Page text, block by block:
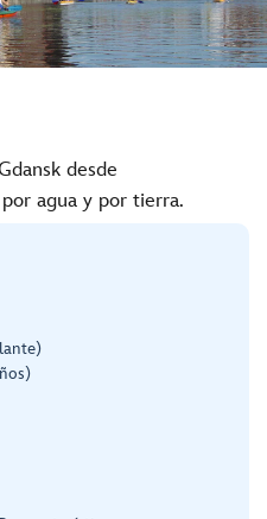
desde
agua y por tierra.